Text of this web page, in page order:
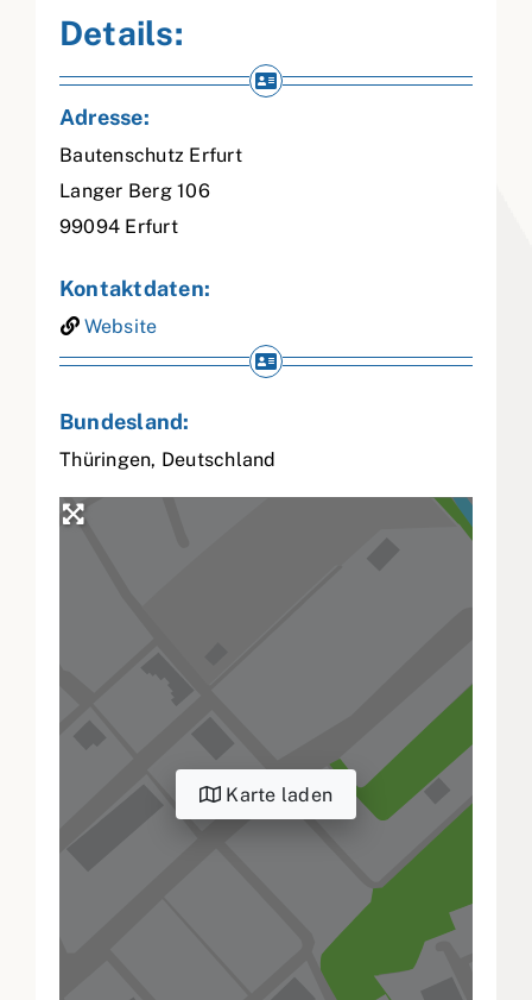
Details:
Adresse:
Bautenschutz Erfurt
Langer Berg 106
99094 Erfurt
Kontaktdaten:
Website
Bundesland:
Thüringen, Deutschland
Karte laden